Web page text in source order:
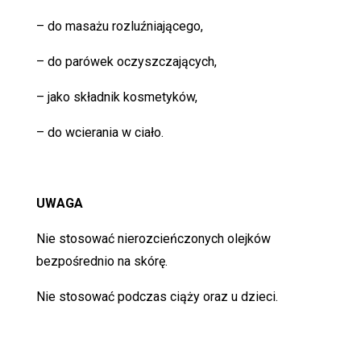
– do masażu rozluźniającego,
– do parówek oczyszczających,
– jako składnik kosmetyków,
– do wcierania w ciało.
UWAGA
Nie stosować nierozcieńczonych olejków
bezpośrednio na skórę.
Nie stosować podczas ciąży oraz u dzieci.